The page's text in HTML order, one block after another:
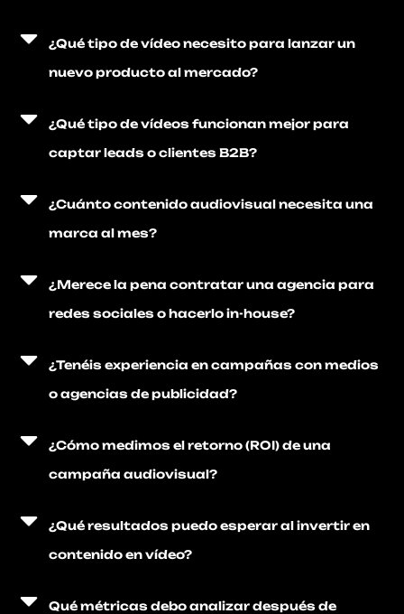
¿Qué tipo de vídeo necesito para lanzar un
nuevo producto al mercado?
¿Qué tipo de vídeos funcionan mejor para
captar leads o clientes B2B?
¿Cuánto contenido audiovisual necesita una
marca al mes?
¿Merece la pena contratar una agencia para
redes sociales o hacerlo in-house?
¿Tenéis experiencia en campañas con medios
o agencias de publicidad?
¿Cómo medimos el retorno (ROI) de una
campaña audiovisual?
¿Qué resultados puedo esperar al invertir en
contenido en vídeo?
Qué métricas debo analizar después de